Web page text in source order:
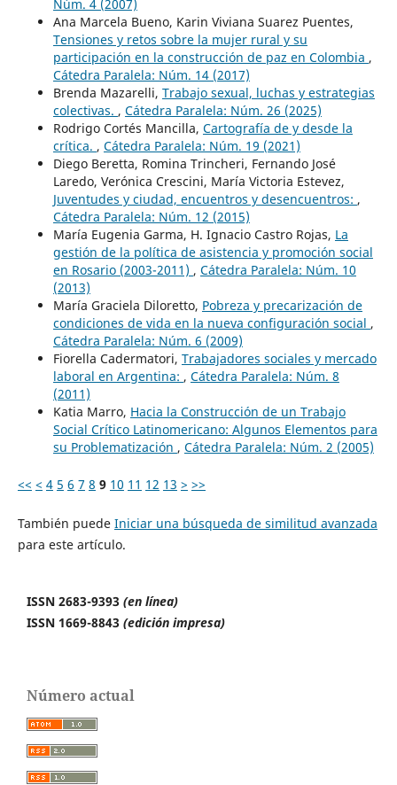
Núm. 4 (2007)
Ana Marcela Bueno, Karin Viviana Suarez Puentes,
Tensiones y retos sobre la mujer rural y su
participación en la construcción de paz en Colombia ,
Cátedra Paralela: Núm. 14 (2017)
Brenda Mazarelli, Trabajo sexual, luchas y estrategias
colectivas. , Cátedra Paralela: Núm. 26 (2025)
Rodrigo Cortés Mancilla, Cartografía de y desde la
crítica. , Cátedra Paralela: Núm. 19 (2021)
Diego Beretta, Romina Trincheri, Fernando José
Laredo, Verónica Crescini, María Victoria Estevez,
Juventudes y ciudad, encuentros y desencuentros: ,
Cátedra Paralela: Núm. 12 (2015)
María Eugenia Garma, H. Ignacio Castro Rojas, La
gestión de la política de asistencia y promoción social
en Rosario (2003-2011) , Cátedra Paralela: Núm. 10
(2013)
María Graciela Diloretto, Pobreza y precarización de
condiciones de vida en la nueva configuración social ,
Cátedra Paralela: Núm. 6 (2009)
Fiorella Cadermatori, Trabajadores sociales y mercado
laboral en Argentina: , Cátedra Paralela: Núm. 8
(2011)
Katia Marro, Hacia la Construcción de un Trabajo
Social Crítico Latinomericano: Algunos Elementos para
su Problematización , Cátedra Paralela: Núm. 2 (2005)
<< < 4 5 6 7 8 9 10 11 12 13 > >>
También puede Iniciar una búsqueda de similitud avanzada
para este artículo.
ISSN 2683-9393 (en línea)
ISSN 1669-8843 (edición impresa)
Número actual